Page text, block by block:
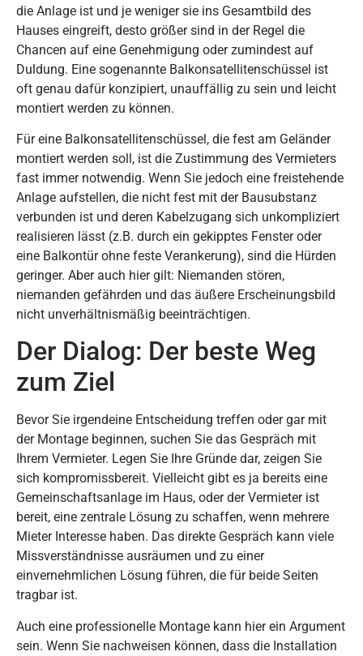
die Anlage ist und je weniger sie ins Gesamtbild des
Hauses eingreift, desto größer sind in der Regel die
Chancen auf eine Genehmigung oder zumindest auf
Duldung. Eine sogenannte Balkonsatellitenschüssel ist
oft genau dafür konzipiert, unauffällig zu sein und leicht
montiert werden zu können.
Für eine Balkonsatellitenschüssel, die fest am Geländer
montiert werden soll, ist die Zustimmung des Vermieters
fast immer notwendig. Wenn Sie jedoch eine freistehende
Anlage aufstellen, die nicht fest mit der Bausubstanz
verbunden ist und deren Kabelzugang sich unkompliziert
realisieren lässt (z.B. durch ein gekipptes Fenster oder
eine Balkontür ohne feste Verankerung), sind die Hürden
geringer. Aber auch hier gilt: Niemanden stören,
niemanden gefährden und das äußere Erscheinungsbild
nicht unverhältnismäßig beeinträchtigen.
Der Dialog: Der beste Weg
zum Ziel
Bevor Sie irgendeine Entscheidung treffen oder gar mit
der Montage beginnen, suchen Sie das Gespräch mit
Ihrem Vermieter. Legen Sie Ihre Gründe dar, zeigen Sie
sich kompromissbereit. Vielleicht gibt es ja bereits eine
Gemeinschaftsanlage im Haus, oder der Vermieter ist
bereit, eine zentrale Lösung zu schaffen, wenn mehrere
Mieter Interesse haben. Das direkte Gespräch kann viele
Missverständnisse ausräumen und zu einer
einvernehmlichen Lösung führen, die für beide Seiten
tragbar ist.
Auch eine professionelle Montage kann hier ein Argument
sein. Wenn Sie nachweisen können, dass die Installation